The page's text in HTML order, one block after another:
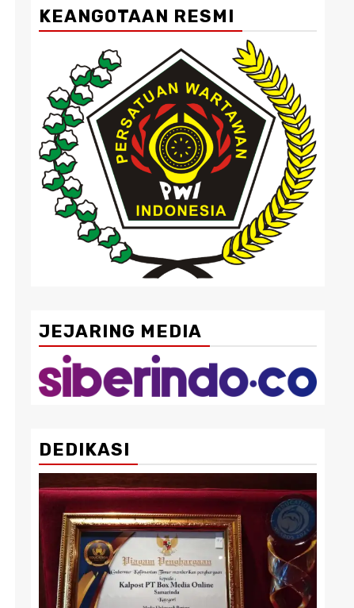
KEANGOTAAN RESMI
JEJARING MEDIA
DEDIKASI